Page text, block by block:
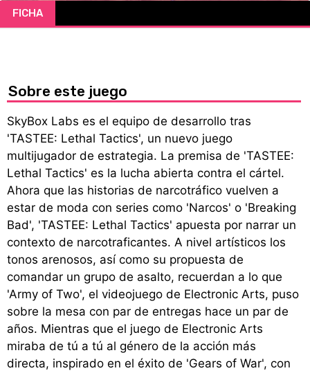
FICHA
Sobre este juego
SkyBox Labs es el equipo de desarrollo tras
'TASTEE: Lethal Tactics', un nuevo juego
multijugador de estrategia. La premisa de 'TASTEE:
Lethal Tactics' es la lucha abierta contra el cártel.
Ahora que las historias de narcotráfico vuelven a
estar de moda con series como 'Narcos' o 'Breaking
Bad', 'TASTEE: Lethal Tactics' apuesta por narrar un
contexto de narcotraficantes. A nivel artísticos los
tonos arenosos, así como su propuesta de
comandar un grupo de asalto, recuerdan a lo que
'Army of Two', el videojuego de Electronic Arts, puso
sobre la mesa con par de entregas hace un par de
años. Mientras que el juego de Electronic Arts
miraba de tú a tú al género de la acción más
directa, inspirado en el éxito de 'Gears of War', con